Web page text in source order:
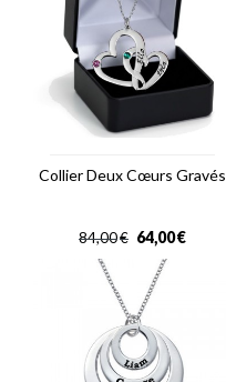
Collier Deux Cœurs Gravés
€
84,00 €
64,00